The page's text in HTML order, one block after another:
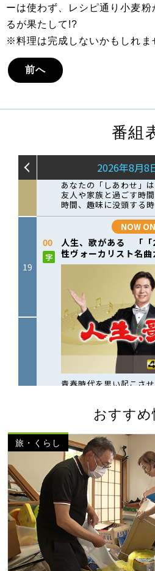
ーは使わず、レシピ通り小麦
るが果たして!?
※料理は完成しないかもしれま
前へ
番組
おすすめ
旅・くらし